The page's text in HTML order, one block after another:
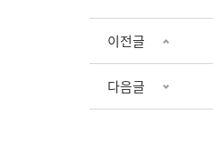
이전글
다음글